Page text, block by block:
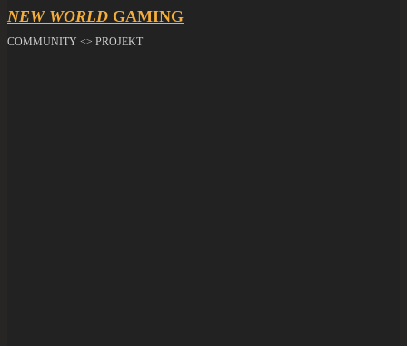
NEW WORLD GAMING
COMMUNITY <> PROJEKT